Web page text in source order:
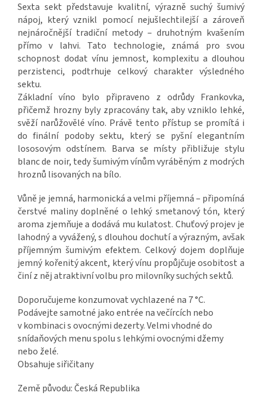
Sexta sekt představuje kvalitní, výrazně suchý šumivý
nápoj, který vznikl pomocí nejušlechtilejší a zároveň
nejnáročnější tradiční metody – druhotným kvašením
přímo v lahvi. Tato technologie, známá pro svou
schopnost dodat vínu jemnost, komplexitu a dlouhou
perzistenci, podtrhuje celkový charakter výsledného
sektu.
Základní víno bylo připraveno z odrůdy Frankovka,
přičemž hrozny byly zpracovány tak, aby vzniklo lehké,
svěží narůžovělé víno. Právě tento přístup se promítá i
do finální podoby sektu, který se pyšní elegantním
lososovým odstínem. Barva se místy přibližuje stylu
blanc de noir, tedy šumivým vínům vyráběným z modrých
hroznů lisovaných na bílo.
Vůně je jemná, harmonická a velmi příjemná – připomíná
čerstvé maliny doplněné o lehký smetanový tón, který
aroma zjemňuje a dodává mu kulatost. Chuťový projev je
lahodný a vyvážený, s dlouhou dochutí a výrazným, avšak
příjemným šumivým efektem. Celkový dojem doplňuje
jemný kořenitý akcent, který vínu propůjčuje osobitost a
činí z něj atraktivní volbu pro milovníky suchých sektů.
Doporučujeme konzumovat vychlazené na 7 °C.
Podávejte samotné jako entrée na večírcích nebo
v kombinaci s ovocnými dezerty. Velmi vhodné do
snídaňových menu spolu s lehkými ovocnými džemy
nebo želé.
Obsahuje siřičitany
Země původu: Česká Republika